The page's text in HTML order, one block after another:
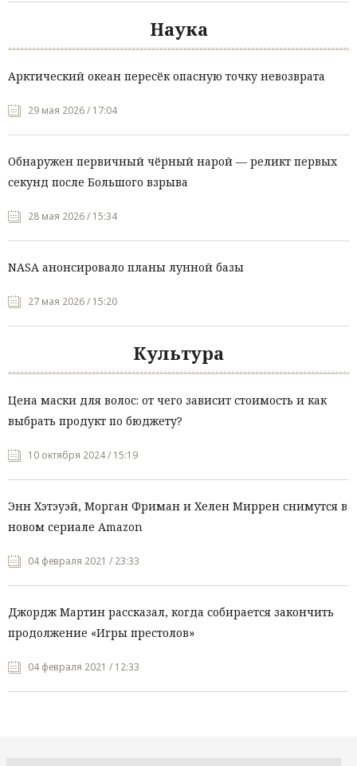
Наука
Арктический океан пересёк опасную точку невозврата
29 мая 2026 / 17:04
Обнаружен первичный чёрный нарой — реликт первых
секунд после Большого взрыва
28 мая 2026 / 15:34
NASA анонсировало планы лунной базы
27 мая 2026 / 15:20
Культура
Цена маски для волос: от чего зависит стоимость и как
выбрать продукт по бюджету?
10 октября 2024 / 15:19
Энн Хэтэуэй, Морган Фриман и Хелен Миррен снимутся в
новом сериале Amazon
04 февраля 2021 / 23:33
Джордж Мартин рассказал, когда собирается закончить
продолжение «Игры престолов»
04 февраля 2021 / 12:33